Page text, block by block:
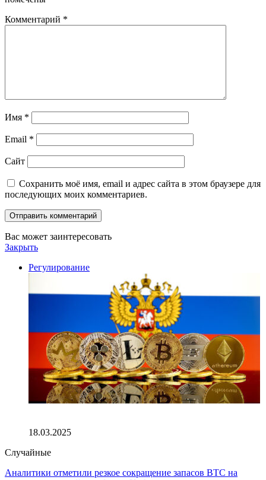
Комментарий *
Имя *
Email *
Сайт
Сохранить моё имя, email и адрес сайта в этом браузере для
последующих моих комментариев.
Вас может заинтересовать
Закрыть
Регулирование
18.03.2025
Случайные
Аналитики отметили резкое сокращение запасов BTC на